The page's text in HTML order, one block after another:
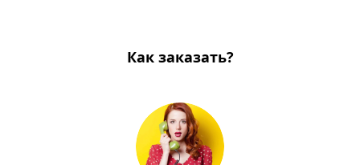
Как заказать?